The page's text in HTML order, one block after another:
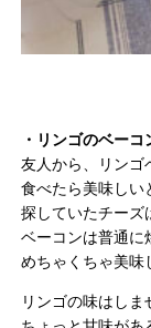
・リンゴのベーコ
友人から、リンゴ
食べたら美味しい
探していたチーズ
ベーコンは普通に
めちゃくちゃ美味
リンゴの味はしま